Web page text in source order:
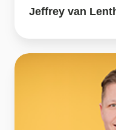
Jeffrey van
Youp
van